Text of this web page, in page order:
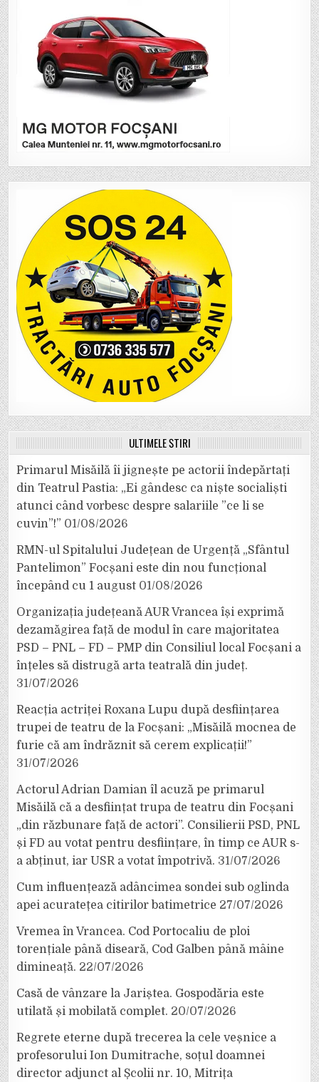
ULTIMELE ȘTIRI
Primarul Misăilă îi jignește pe actorii îndepărtați
din Teatrul Pastia: „Ei gândesc ca niște socialiști
atunci când vorbesc despre salariile ”ce li se
cuvin”!” 01/08/2026
RMN-ul Spitalului Județean de Urgență „Sfântul
Pantelimon” Focșani este din nou funcțional
începând cu 1 august 01/08/2026
Organizația județeană AUR Vrancea își exprimă
dezamăgirea față de modul în care majoritatea
PSD – PNL – FD – PMP din Consiliul local Focșani a
înțeles să distrugă arta teatrală din județ.
31/07/2026
Reacția actriței Roxana Lupu după desființarea
trupei de teatru de la Focșani: „Misăilă mocnea de
furie că am îndrăznit să cerem explicații!”
31/07/2026
Actorul Adrian Damian îl acuză pe primarul
Misăilă că a desființat trupa de teatru din Focșani
„din răzbunare față de actori”. Consilierii PSD, PNL
și FD au votat pentru desființare, în timp ce AUR s-
a abținut, iar USR a votat împotrivă. 31/07/2026
Cum influențează adâncimea sondei sub oglinda
apei acuratețea citirilor batimetrice 27/07/2026
Vremea în Vrancea. Cod Portocaliu de ploi
torențiale până diseară, Cod Galben până mâine
dimineață. 22/07/2026
Casă de vânzare la Jariștea. Gospodăria este
utilată și mobilată complet. 20/07/2026
Regrete eterne după trecerea la cele veșnice a
profesorului Ion Dumitrache, soțul doamnei
director adjunct al Școlii nr. 10, Mitrița